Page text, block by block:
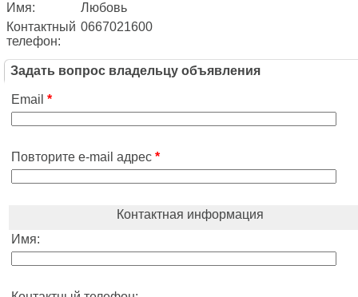
Имя:
Любовь
Контактный
телефон:
0667021600
Задать вопрос владельцу объявления
Email *
Повторите e-mail адрес *
Контактная информация
Имя: